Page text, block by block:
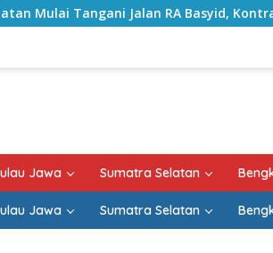
Kontrak Proyek Sudah Rampung
Jawa Sumatra Selatan
Jawa Sumatra Selatan